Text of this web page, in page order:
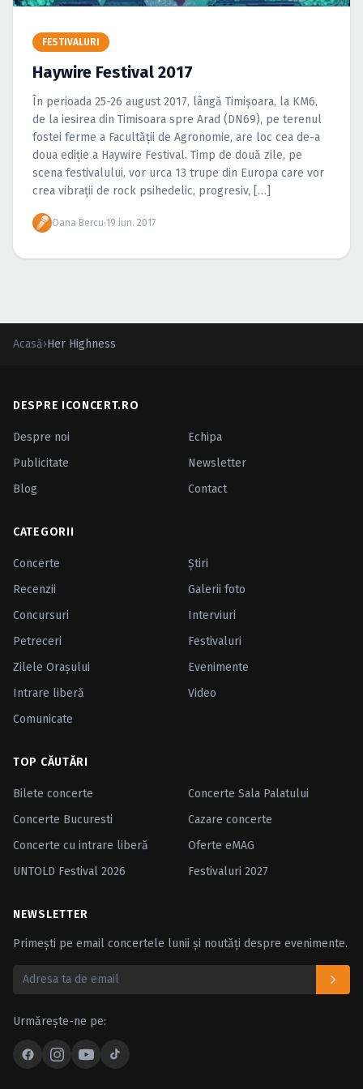
Caută în site...
FESTIVALURI
Haywire Festival 2017
În perioada 25-26 august 2017, lângă Timişoara, la KM6,
de la iesirea din Timisoara spre Arad (DN69), pe terenul
fostei ferme a Facultăţii de Agronomie, are loc cea de-a
doua ediţie a Haywire Festival. Timp de două zile, pe
scena festivalului, vor urca 13 trupe din Europa care vor
crea vibraţii de rock psihedelic, progresiv, […]
Oana Bercu·19 iun. 2017
Acasă›Her Highness
DESPRE ICONCERT.RO
Despre noi
Echipa
Publicitate
Newsletter
Blog
Contact
CATEGORII
Concerte
Ştiri
Recenzii
Galerii foto
Concursuri
Interviuri
Petreceri
Festivaluri
Zilele Oraşului
Evenimente
Intrare liberă
Video
Comunicate
TOP CĂUTĂRI
Bilete concerte
Concerte Sala Palatului
Concerte Bucuresti
Cazare concerte
Concerte cu intrare liberă
Oferte eMAG
UNTOLD Festival 2026
Festivaluri 2027
NEWSLETTER
Primești pe email concertele lunii și noutăți despre evenimente.
Urmărește-ne pe: